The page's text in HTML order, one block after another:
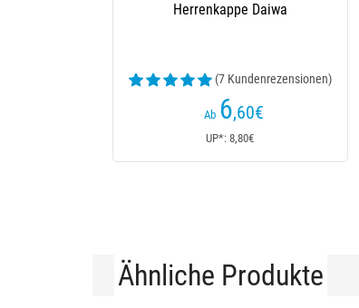
Herrenkappe Daiwa
(7 Kundenrezensionen)
Ab 6,60€
UP*: 8,80€
Ähnliche Produkte